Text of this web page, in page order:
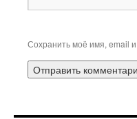
Сохранить моё имя, email